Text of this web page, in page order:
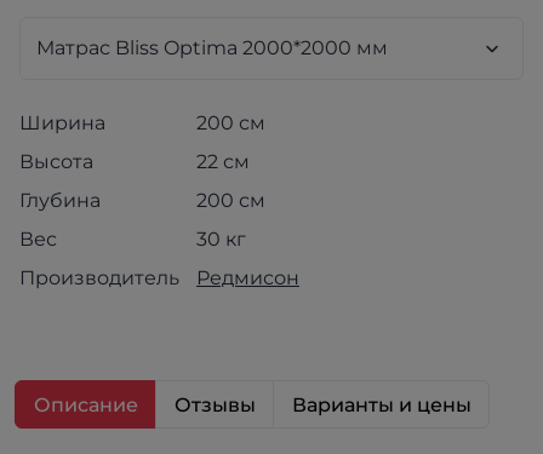
Ширина
200 см
Высота
22 см
Глубина
200 см
Вес
30 кг
Производитель
Редмисон
Описание Отзывы Варианты и цены